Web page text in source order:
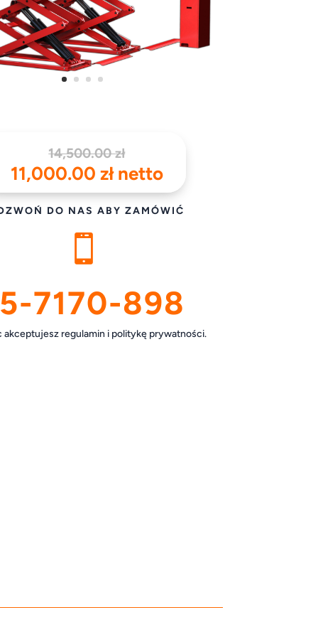
14,500.00złPierwotna
cena
wynosiła:
14,500.00 zł.
11,000.00 złAktualna
cena
wynosi:
netto
DO NAS ABY ZAMÓWIĆ

7170-898
akceptujesz regulamin i politykę prywatności.